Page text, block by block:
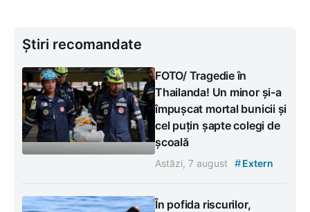
Știri recomandate
FOTO/ Tragedie în
Thailanda! Un minor și-a
împușcat mortal bunicii și
cel puțin șapte colegi de
școală
Astăzi, 7 august #Extern
În pofida riscurilor,